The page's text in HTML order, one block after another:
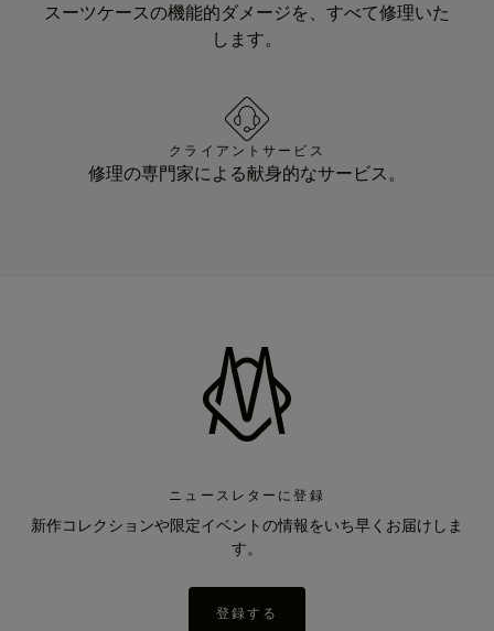
スーツケースの機能的ダメージを、すべて修理いた
します。
クライアントサービス
修理の専門家による献身的なサービス。
ニュースレターに登録
新作コレクションや限定イベントの情報をいち早くお届けしま
す。
登録する